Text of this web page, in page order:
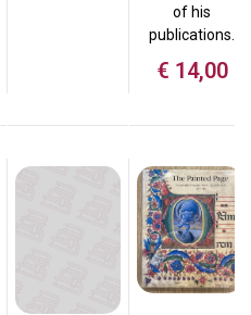
of his
publications.
€ 14,00